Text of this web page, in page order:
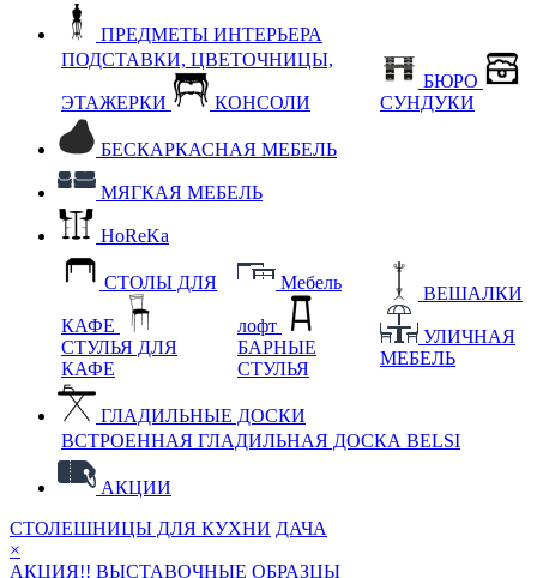
ПРЕДМЕТЫ ИНТЕРЬЕРА
ПОДСТАВКИ, ЦВЕТОЧНИЦЫ,
ЭТАЖЕРКИ КОНСОЛИ
БЮРО
СУНДУКИ
БЕСКАРКАСНАЯ МЕБЕЛЬ
МЯГКАЯ МЕБЕЛЬ
HoReKa
СТОЛЫ ДЛЯ
КАФЕ
СТУЛЬЯ ДЛЯ
КАФЕ
Мебель
лофт
БАРНЫЕ
СТУЛЬЯ
ВЕШАЛКИ
УЛИЧНАЯ
МЕБЕЛЬ
ГЛАДИЛЬНЫЕ ДОСКИ
ВСТРОЕННАЯ ГЛАДИЛЬНАЯ ДОСКА BELSI
АКЦИИ
СТОЛЕШНИЦЫ ДЛЯ КУХНИ ДАЧА
×
АКЦИЯ!! ВЫСТАВОЧНЫЕ ОБРАЗЦЫ